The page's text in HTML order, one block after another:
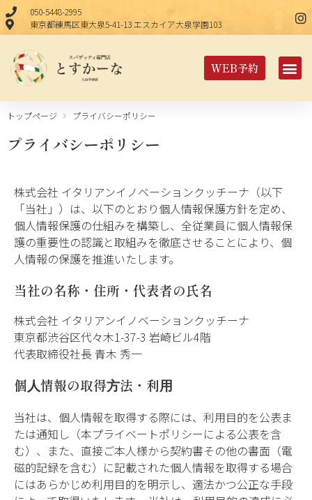
050-5448-2995
東京都練馬区東大泉5-41-13 エスカイア大泉学園103
WEB予約
トップページ プライバシーポリシー
プライバシーポリシー
株式会社 イタリアンイノベーションクッチーナ（以下
「当社」）は、以下のとおり個人情報保護方針を定め、
個人情報保護の仕組みを構築し、全従業員に個人情報保
護の重要性の認識と取組みを徹底させることにより、個
人情報の保護を推進いたします。
当社の名称・住所・代表者の氏名
株式会社 イタリアンイノベーションクッチーナ
東京都渋谷区代々木1-37-3 岩崎ビル4階
代表取締役社長 青木 秀一
個⼈情報の取得⽅法・利⽤
当社は、個⼈情報を取得する際には、利⽤⽬的を公表ま
たは通知し（本プライベートポリシーによる公表を含
む）、また、直接ご本⼈様から契約書その他の書⾯（電
磁的記録を含む）に記載された個⼈情報を取得する場合
にはあらかじめ利⽤⽬的を明⽰し、適法かつ公正な⼿段